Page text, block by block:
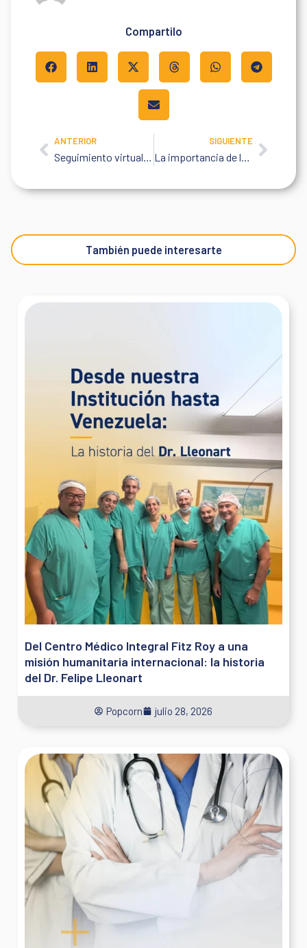
Compartilo
Prev
ANTERIOR SIGUIENTENext
También puede interesarte
Del Centro Médico Integral Fitz Roy a una
misión humanitaria internacional: la historia
del Dr. Felipe Lleonart
Popcorn julio 28, 2026